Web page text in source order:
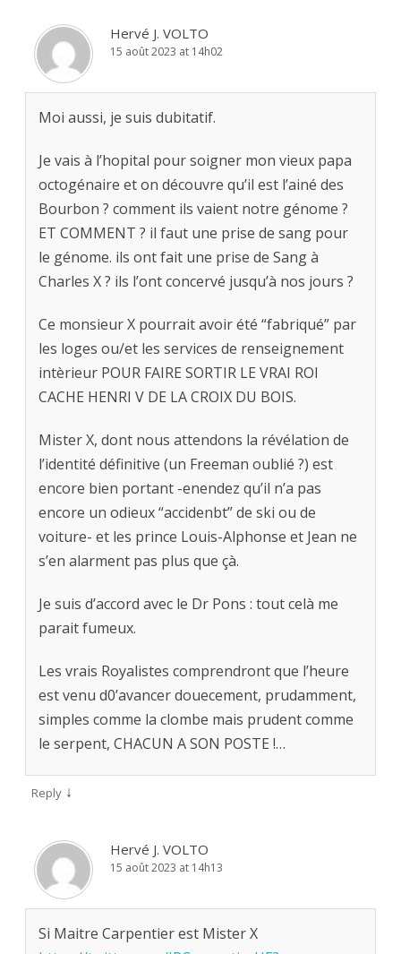
Hervé J. VOLTO
15 août 2023 at 14h02
Moi aussi, je suis dubitatif.
Je vais à l’hopital pour soigner mon vieux papa
octogénaire et on découvre qu’il est l’ainé des
Bourbon ? comment ils vaient notre génome ?
ET COMMENT ? il faut une prise de sang pour
le génome. ils ont fait une prise de Sang à
Charles X ? ils l’ont concervé jusqu’à nos jours ?
Ce monsieur X pourrait avoir été “fabriqué” par
les loges ou/et les services de renseignement
intèrieur POUR FAIRE SORTIR LE VRAI ROI
CACHE HENRI V DE LA CROIX DU BOIS.
Mister X, dont nous attendons la révélation de
l’identité définitive (un Freeman oublié ?) est
encore bien portant -enendez qu’il n’a pas
encore un odieux “accidenbt” de ski ou de
voiture- et les prince Louis-Alphonse et Jean ne
s’en alarment pas plus que çà.
Je suis d’accord avec le Dr Pons : tout celà me
parait fumeux.
Les vrais Royalistes comprendront que l’heure
est venu d0’avancer douecement, prudamment,
simples comme la clombe mais prudent comme
le serpent, CHACUN A SON POSTE !…
Reply ↓
Hervé J. VOLTO
15 août 2023 at 14h13
Si Maitre Carpentier est Mister X